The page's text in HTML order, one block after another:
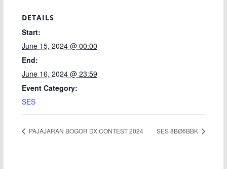
DETAILS
Start:
June 15, 2024 @ 00:00
End:
June 16, 2024 @ 23:59
Event Category:
SES
PAJAJARAN BOGOR DX CONTEST 2024 SES 8BØ6BBK